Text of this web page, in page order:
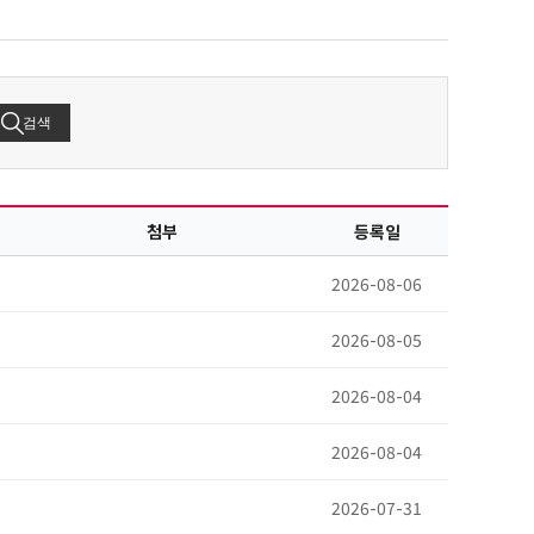
검색
첨부 등록일
2026-08-06
2026-08-05
2026-08-04
2026-08-04
2026-07-31